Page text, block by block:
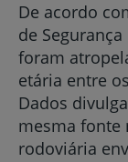
De acordo
de
foram
etária entre
Dados
mesma fonte
rodoviária